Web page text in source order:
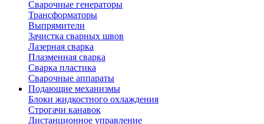
Сварочные генераторы
Трансформаторы
Выпрямители
Зачистка сварных швов
Лазерная сварка
Плазменная сварка
Сварка пластика
Сварочные аппараты
Подающие механизмы
Блоки жидкостного охлаждения
Строгачи канавок
Дистанционное управление